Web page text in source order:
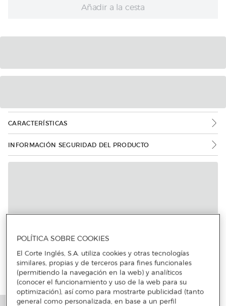
Añadir a la cesta
CARACTERÍSTICAS
INFORMACIÓN SEGURIDAD DEL PRODUCTO
POLÍTICA SOBRE COOKIES
El Corte Inglés, S.A. utiliza cookies y otras tecnologías
similares, propias y de terceros para fines funcionales
(permitiendo la navegación en la web) y analíticos
(conocer el funcionamiento y uso de la web para su
optimización), así como para mostrarte publicidad (tanto
general como personalizada, en base a un perfil